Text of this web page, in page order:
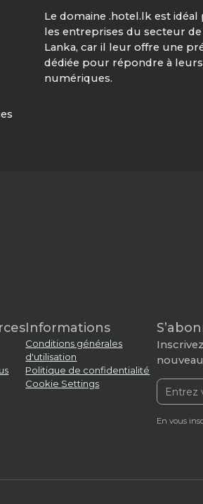
Le domaine .hotel.lk est
les entreprises du secteur
Lanka, car il leur offre une
dédiée pour répondre à
numériques.
Informations
Conditions générales
d'utilisation
Politique de confidentialité
Cookie Settings
En vous